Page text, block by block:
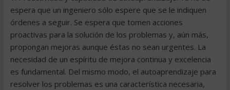
espera que un ingeniero sólo espere que se le indiquen
órdenes a seguir. Se espera que tomen acciones
proactivas para la solución de los problemas y, aún más,
propongan mejoras aunque éstas no sean urgentes. La
necesidad de un espíritu de mejora continua y excelencia
es fundamental. Del mismo modo, el autoaprendizaje para
resolver los problemas es una característica necesaria,